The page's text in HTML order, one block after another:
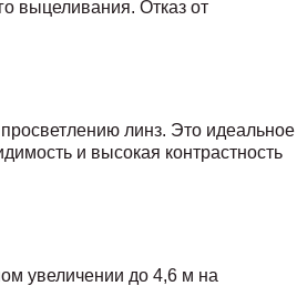
выцеливания. Отказ от
линз. Это идеальное
и высокая контрастность
увеличении до 4,6 м на